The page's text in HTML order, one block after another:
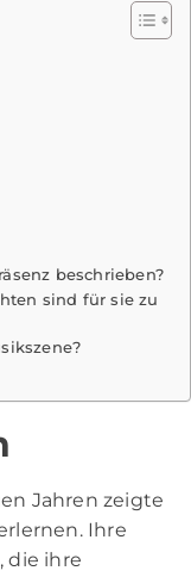
beschrieben?
sind für sie zu
Jahren zeigte
Ihre
die ihre